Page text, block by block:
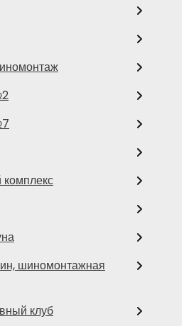
шиномонтажная
клуб